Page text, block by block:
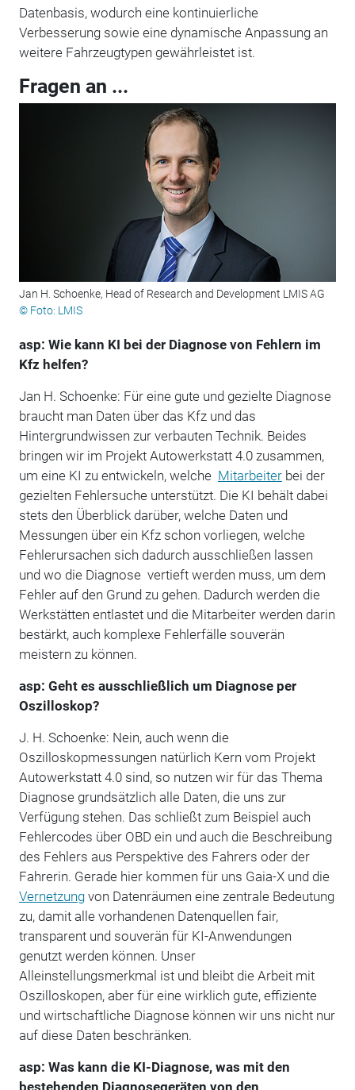
Datenbasis, wodurch eine kontinuierliche
Verbesserung sowie eine dynamische Anpassung an
weitere Fahrzeugtypen gewährleistet ist.
Fragen an ...
Jan H. Schoenke, Head of Research and Development LMIS AG
© Foto: LMIS
asp: Wie kann KI bei der Diagnose von Fehlern im
Kfz helfen?
Jan H. Schoenke: Für eine gute und gezielte Diagnose
braucht man Daten über das Kfz und das
Hintergrundwissen zur verbauten Technik. Beides
bringen wir im Projekt Autowerkstatt 4.0 zusammen,
um eine KI zu entwickeln, welche Mitarbeiterbei der
gezielten Fehlersuche unterstützt. Die KI behält dabei
stets den Überblick darüber, welche Daten und
Messungen über ein Kfz schon vorliegen, welche
Fehlerursachen sich dadurch ausschließen lassen
und wo die Diagnose vertieft werden muss, um dem
Fehler auf den Grund zu gehen. Dadurch werden die
Werkstätten entlastet und die Mitarbeiter werden darin
bestärkt, auch komplexe Fehlerfälle souverän
meistern zu können.
asp: Geht es ausschließlich um Diagnose per
Oszilloskop?
J. H. Schoenke: Nein, auch wenn die
Oszilloskopmessungen natürlich Kern vom Projekt
Autowerkstatt 4.0 sind, so nutzen wir für das Thema
Diagnose grundsätzlich alle Daten, die uns zur
Verfügung stehen. Das schließt zum Beispiel auch
Fehlercodes über OBD ein und auch die Beschreibung
des Fehlers aus Perspektive des Fahrers oder der
Fahrerin. Gerade hier kommen für uns Gaia-X und die
Vernetzungvon Datenräumen eine zentrale Bedeutung
zu, damit alle vorhandenen Datenquellen fair,
transparent und souverän für KI-Anwendungen
genutzt werden können. Unser
Alleinstellungsmerkmal ist und bleibt die Arbeit mit
Oszilloskopen, aber für eine wirklich gute, effiziente
und wirtschaftliche Diagnose können wir uns nicht nur
auf diese Daten beschränken.
asp: Was kann die KI-Diagnose, was mit den